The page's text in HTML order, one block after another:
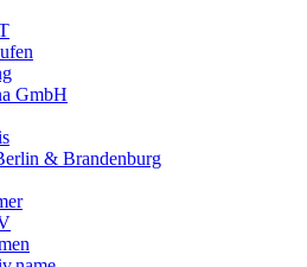
GmbH
& Brandenburg